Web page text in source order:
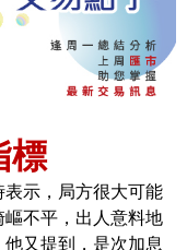
標
示，局方很大可能
不平，出人意料地
又提到，是次加息